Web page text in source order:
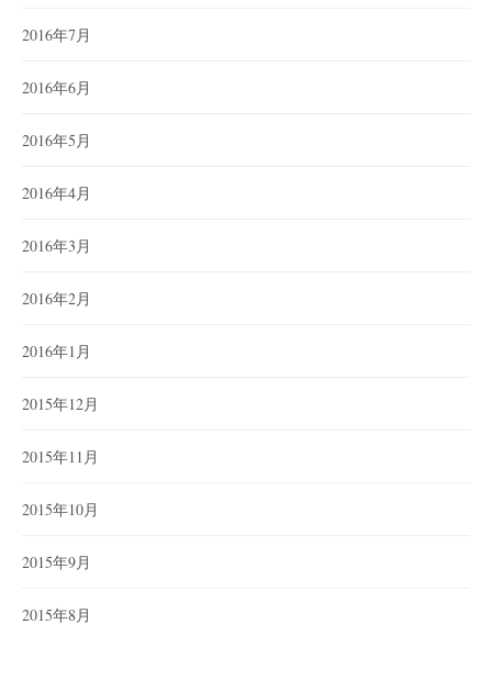
2016年7月
2016年6月
2016年5月
2016年4月
2016年3月
2016年2月
2016年1月
2015年12月
2015年11月
2015年10月
2015年9月
2015年8月